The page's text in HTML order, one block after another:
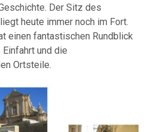
Der Sitz des
heute immer noch im Fort.
einen fantastischen Rundblick
und die
Ortsteile.